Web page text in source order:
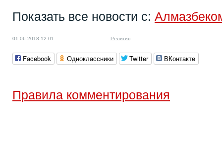
Показать все новости с:
01.06.2018 12:01 Религия
Facebook Одноклассники Twitter ВКонтакте
Правила комментирования